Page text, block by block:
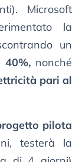
Microsoft
la
un
nonché
pari al
pilota
testerà la